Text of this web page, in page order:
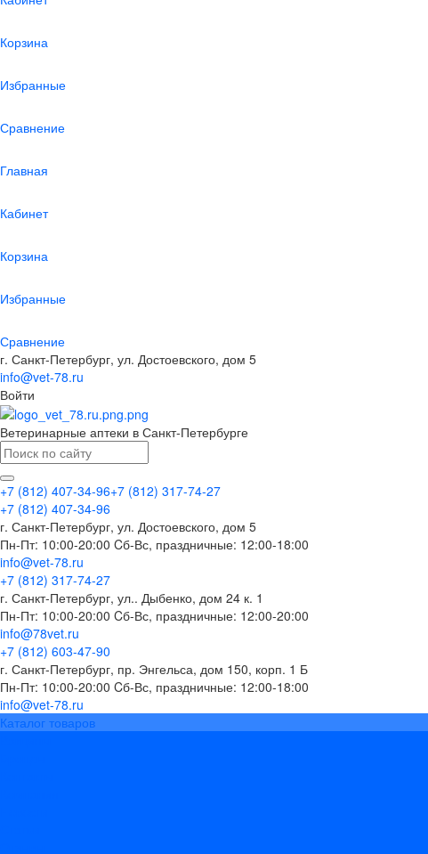
Корзина
Избранные
Сравнение
Главная
Кабинет
Корзина
Избранные
Сравнение
г. Санкт-Петербург, ул. Достоевского, дом 5
info@vet-78.ru
Войти
Ветеринарные аптеки в Санкт-Петербурге
+7 (812) 407-34-96+7 (812) 317-74-27
+7 (812) 407-34-96
г. Санкт-Петербург, ул. Достоевского, дом 5
Пн-Пт: 10:00-20:00 Cб-Вс, праздничные: 12:00-18:00
info@vet-78.ru
+7 (812) 317-74-27
г. Санкт-Петербург, ул.. Дыбенко, дом 24 к. 1
Пн-Пт: 10:00-20:00 Cб-Вс, праздничные: 12:00-20:00
info@78vet.ru
+7 (812) 603-47-90
г. Санкт-Петербург, пр. Энгельса, дом 150, корп. 1 Б
Пн-Пт: 10:00-20:00 Cб-Вс, праздничные: 12:00-18:00
info@vet-78.ru
Каталог товаров